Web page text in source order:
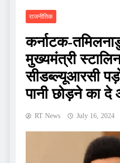
राजनीतिक
कर्नाटक-
मुख्‍यमंत्री
सीडब्‍ल्‍यूआरसी
पानी छोड़ने का
RT News July 16, 2024